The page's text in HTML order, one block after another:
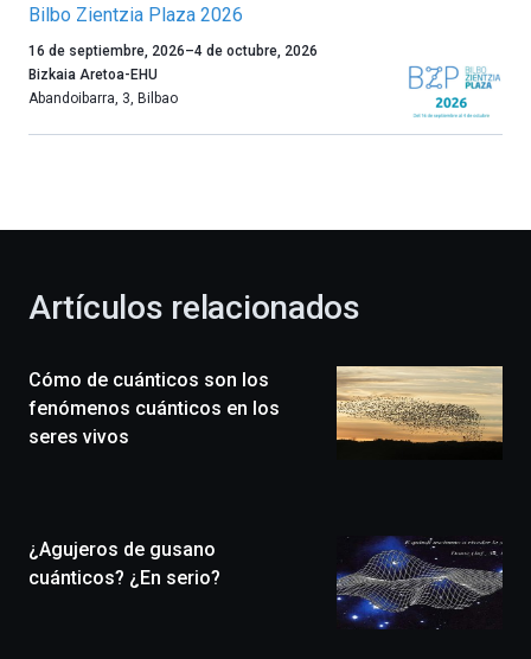
Bilbo Zientzia Plaza 2026
Un
año
más,
celebración
novena
edición
de
un
festival
16 de septiembre, 2026–4 de octubre, 2026
Bizkaia Aretoa-EHU
Abandoibarra, 3, Bilbao
Artículos relacionados
Cómo de cuánticos son los
fenómenos cuánticos en los
seres vivos
¿Agujeros de gusano
cuánticos? ¿En serio?